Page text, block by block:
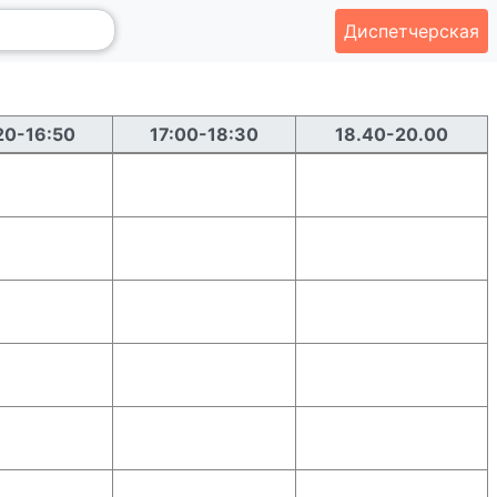
Диспетчерская
16:50 17:00-18:30
18.40-20.00